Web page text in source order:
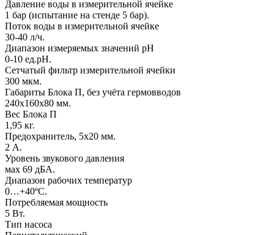
Давление воды в измерительной ячейке
1 бар (испытание на стенде 5 бар).
Поток воды в измерительной ячейке
30-40 л/ч.
Диапазон измеряемых значений pH
0-10 ед.рН.
Сетчатый фильтр измерительной ячейки
300 мкм.
Габариты Блока П, без учёта гермовводов
240х160х80 мм.
Вес Блока П
1,95 кг.
Предохранитель, 5х20 мм.
2 А.
Уровень звукового давления
мах 69 дБА.
Диапазон рабочих температур
0…+40ºС.
Потребляемая мощность
5 Вт.
Тип насоса